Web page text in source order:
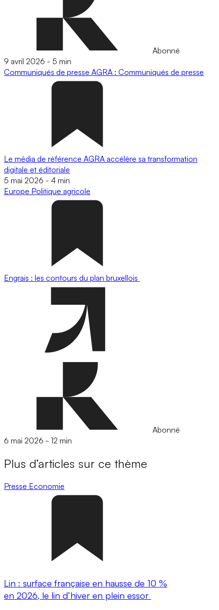
Abonné
9 avril 2026 - 5 min
Communiqués de presse AGRA : Communiqués de presse
Le média de référence AGRA accélère sa transformation
digitale et éditoriale
5 mai 2026 - 4 min
Europe Politique agricole
Engrais : les contours du plan bruxellois
Abonné
6 mai 2026 - 12 min
Plus d’articles sur ce thème
Presse Economie
Lin : surface française en hausse de 10 %
en 2026, le lin d’hiver en plein essor